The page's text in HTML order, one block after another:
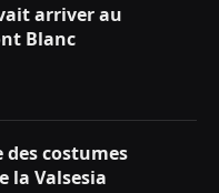
arriver au
Blanc
des costumes
la Valsesia